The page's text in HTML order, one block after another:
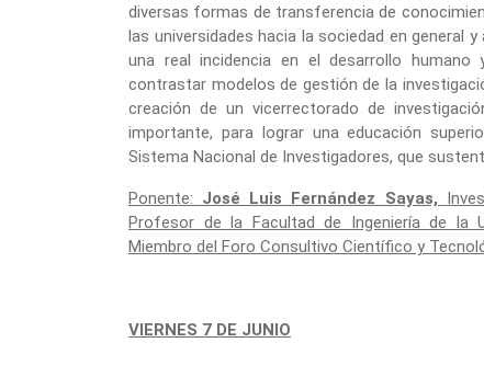
diversas formas de transferencia de
las universidades hacia la sociedad en general
una real incidencia en el desarrollo
contrastar modelos de gestión de la
creación de un vicerrectorado de
importante, para lograr una educación
Sistema Nacional de Investigadores, que
Ponente: José Luis Fernández Sayas,
Profesor de la Facultad de Ingeniería de la
Miembro del Foro Consultivo Científico y
VIERNES 7 DE JUNIO